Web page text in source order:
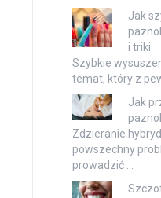
Jak
i triki
Szybkie
temat, który z
Jak
Zdzieranie
powszechny
prowadzić …